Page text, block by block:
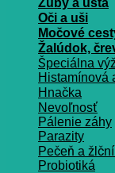
Zuby a ústa
Oči a uši
Močové
Žalúdok,
Špeciálna
Histamínová
Hnačka
Nevoľnosť
Pálenie záhy
Parazity
Pečeň a
Probiotiká